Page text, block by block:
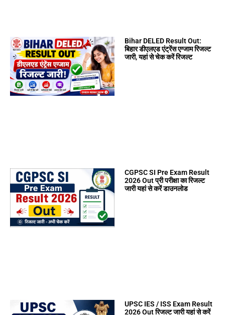
Bihar DELED Result Out:
बिहार डीएलएड एंट्रेंस एग्जाम रिजल्ट
जारी, यहां से चेक करें रिजल्ट
CGPSC SI Pre Exam Result
2026 Out प्री परीक्षा का रिजल्ट
जारी यहां से करें डाउनलोड
UPSC IES / ISS Exam Result
2026 Out रिजल्ट जारी यहां से करें